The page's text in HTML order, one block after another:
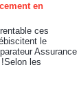
en
ces
le
Assurance
les